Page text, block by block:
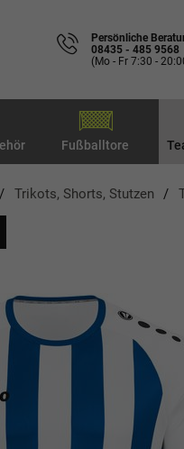
Persönliche
08435 - 485 9568
(Mo - Fr 7:30 -
Fußballtore
Trikots, Shorts, Stutzen